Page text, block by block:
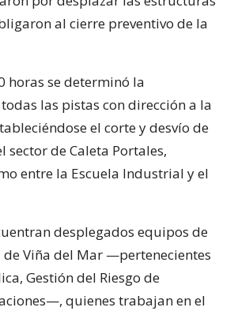
al cierre preventivo de la
horas se determinó la
las pistas con dirección a la
el corte y desvío de
sector de Caleta Portales,
entre la Escuela Industrial y el
desplegados equipos de
Viña del Mar —pertenecientes
Gestión del Riesgo de
quienes trabajan en el